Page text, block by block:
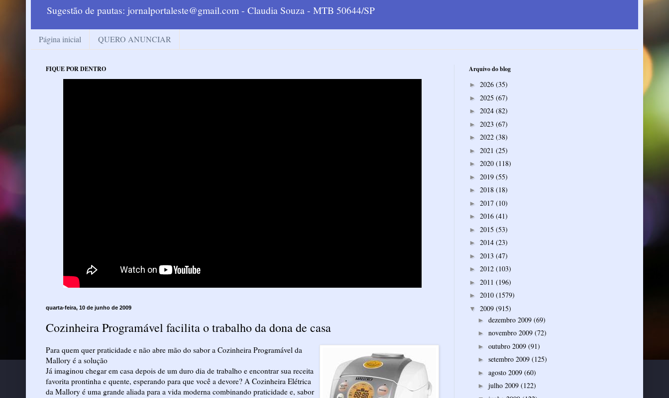
Sugestão de pautas: jornalportaleste@gmail.com - Claudia Souza - MTB 50644/SP
Página inicial QUERO ANUNCIAR
FIQUE POR DENTRO
quarta-feira, 10 de junho de 2009
Cozinheira Programável facilita o trabalho da dona de casa
Para quem quer praticidade e não abre mão do sabor a Cozinheira Programável da
Mallory é a solução
Já imaginou chegar em casa depois de um duro dia de trabalho e encontrar sua receita
favorita prontinha e quente, esperando para que você a devore? A Cozinheira Elétrica
da Mallory é uma grande aliada para a vida moderna combinando praticidade e, sabor
Arquivo do blog
► 2026 (35)
► 2025 (67)
► 2024 (82)
► 2023 (67)
► 2022 (38)
► 2021 (25)
► 2020 (118)
► 2019 (55)
► 2018 (18)
► 2017 (10)
► 2016 (41)
► 2015 (53)
► 2014 (23)
► 2013 (47)
► 2012 (103)
► 2011 (196)
► 2010 (1579)
▼ 2009 (915)
► dezembro 2009 (69)
► novembro 2009 (72)
► outubro 2009 (91)
► setembro 2009 (125)
► agosto 2009 (60)
► julho 2009 (122)